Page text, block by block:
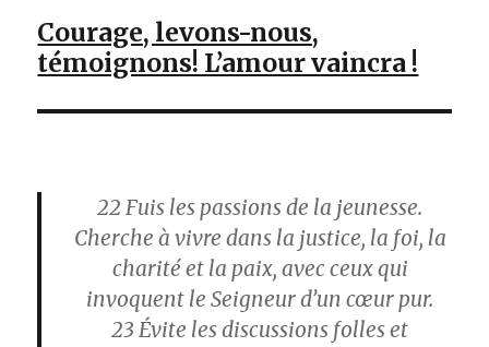
Courage, levons-nous,
témoignons! L’amour vaincra !
22 Fuis les passions de la jeunesse.
Cherche à vivre dans la justice, la foi, la
charité et la paix, avec ceux qui
invoquent le Seigneur d’un cœur pur.
23 Évite les discussions folles et